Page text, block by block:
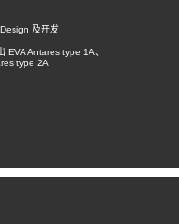
及开发
EVA Antares type 1A、
type 2A